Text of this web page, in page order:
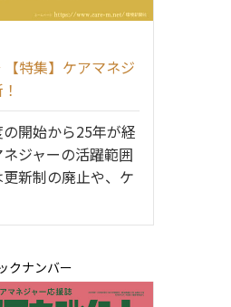
特集】ケアマネジ
開始から25年が経
ジャーの活躍範囲
新制の廃止や、ケ
クナンバー